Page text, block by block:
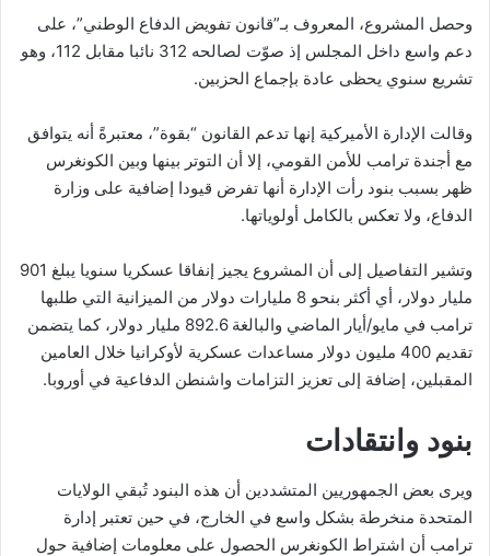
وحصل المشروع، المعروف بـ”قانون تفويض الدفاع الوطني”، على
دعم واسع داخل المجلس إذ صوّت لصالحه 312 نائبا مقابل 112، وهو
تشريع سنوي يحظى عادة بإجماع الحزبين.
وقالت الإدارة الأميركية إنها تدعم القانون “بقوة”، معتبرةً أنه يتوافق
مع أجندة ترامب للأمن القومي، إلا أن التوتر بينها وبين الكونغرس
ظهر بسبب بنود رأت الإدارة أنها تفرض قيودا إضافية على وزارة
الدفاع، ولا تعكس بالكامل أولوياتها.
وتشير التفاصيل إلى أن المشروع يجيز إنفاقا عسكريا سنويا يبلغ 901
مليار دولار، أي أكثر بنحو 8 مليارات دولار من الميزانية التي طلبها
ترامب في مايو/أيار الماضي والبالغة 892.6 مليار دولار، كما يتضمن
تقديم 400 مليون دولار مساعدات عسكرية لأوكرانيا خلال العامين
المقبلين، إضافة إلى تعزيز التزامات واشنطن الدفاعية في أوروبا.
بنود وانتقادات
ويرى بعض الجمهوريين المتشددين أن هذه البنود تُبقي الولايات
المتحدة منخرطة بشكل واسع في الخارج، في حين تعتبر إدارة
ترامب أن اشتراط الكونغرس الحصول على معلومات إضافية حول